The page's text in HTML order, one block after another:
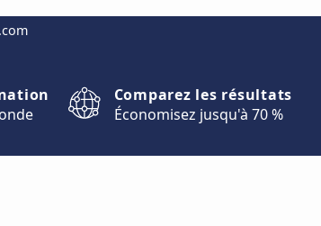
Comparez les résultats
Économisez jusqu'à 70 %